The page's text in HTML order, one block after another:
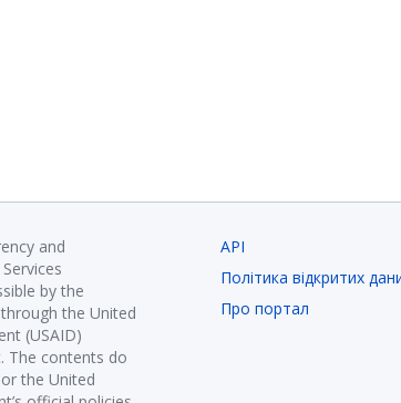
and
by the
the United
(USAID)
The contents do
the United
API
Політика відкритих
Про портал